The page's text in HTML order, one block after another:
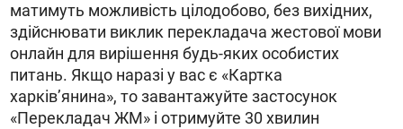
матимуть можливість цілодобово, без вихідних,
здійснювати виклик перекладача жестової мови
онлайн для вирішення будь-яких особистих
питань. Якщо наразі у вас є «Картка
харків’янина», то завантажуйте застосунок
«Перекладач ЖМ» і отримуйте 30 хвилин